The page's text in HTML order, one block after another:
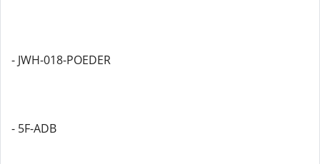
- JWH-018-POEDER
- 5F-ADB